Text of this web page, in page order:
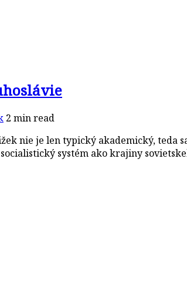
2 min read
nie je len typický akademický,
systém ako krajiny